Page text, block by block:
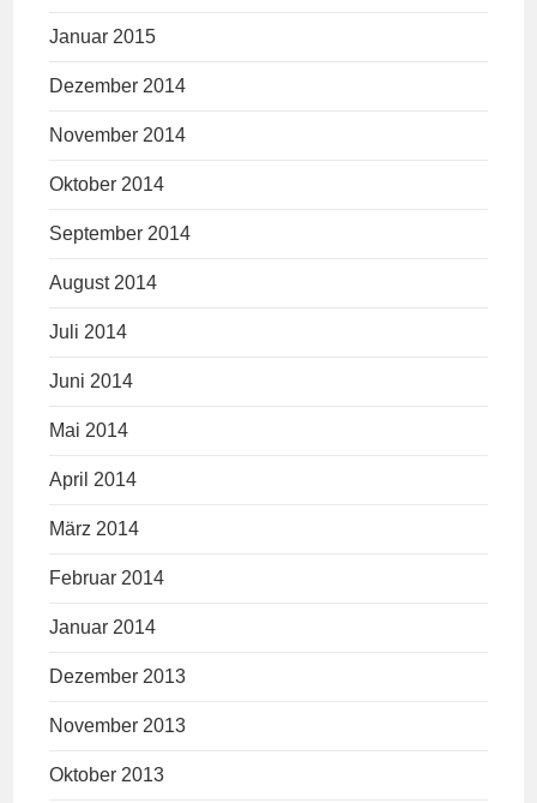
Januar 2015
Dezember 2014
November 2014
Oktober 2014
September 2014
August 2014
Juli 2014
Juni 2014
Mai 2014
April 2014
März 2014
Februar 2014
Januar 2014
Dezember 2013
November 2013
Oktober 2013